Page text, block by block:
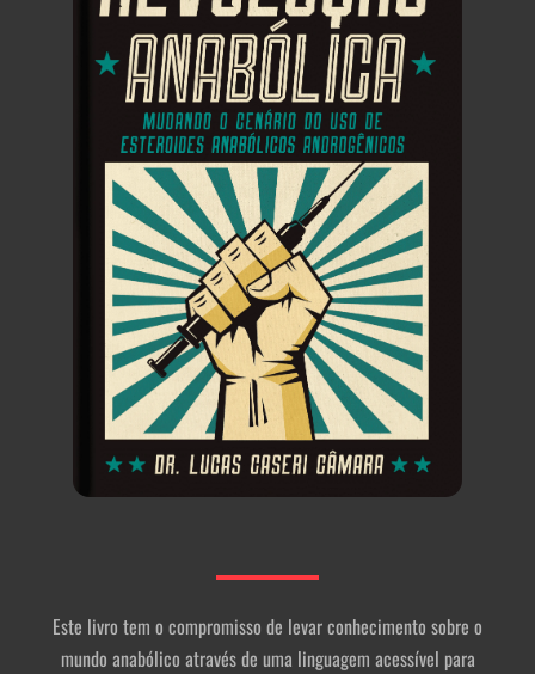
Este livro tem o compromisso de levar conhecimento sobre o
mundo anabólico através de uma linguagem acessível para